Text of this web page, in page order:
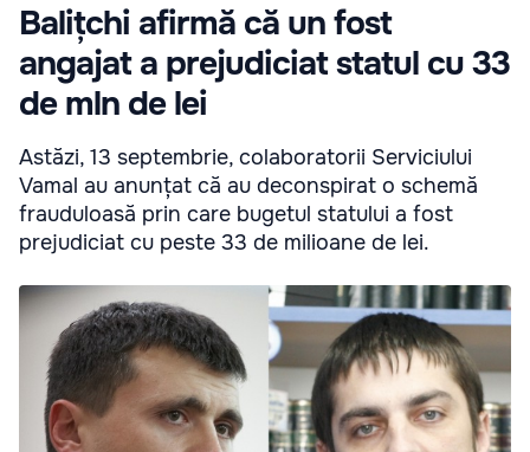
Balițchi afirmă că un fost
angajat a prejudiciat statul cu 33
de mln de lei
Astăzi, 13 septembrie, colaboratorii Serviciului
Vamal au anunțat că au deconspirat o schemă
frauduloasă prin care bugetul statului a fost
prejudiciat cu peste 33 de milioane de lei.